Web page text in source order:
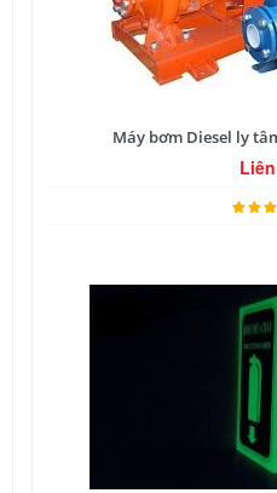
Máy bơm Diesel ly